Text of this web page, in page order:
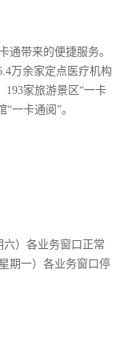
通带来的便捷服务。
万余家定点医疗机构
193家旅游景区“一卡
一卡通阅”。
六）各业务窗口正常
期一）各业务窗口停